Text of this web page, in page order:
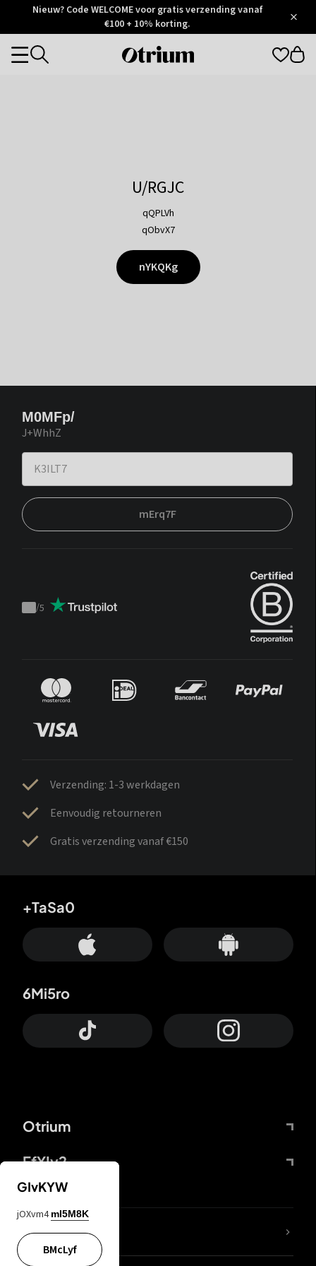
Otrium
Trustpilot
Nieuw? Code WELCOME voor gratis verzending vanaf
€100 + 10% korting.
Otrium
Categories
U/RGJC
qQPLVh
qObvX7
nYKQKg
M0MFp/
J+WhhZ
mErq7F
Trustpilot
/5
Verzending: 1-3 werkdagen
Eenvoudig retourneren
Gratis verzending vanaf €150
Otrium
FfYIy2
+TaSa0
6Mi5ro
KIjvtr
GIvKYW
jOXvm4 mI5M8K
BMcLyf